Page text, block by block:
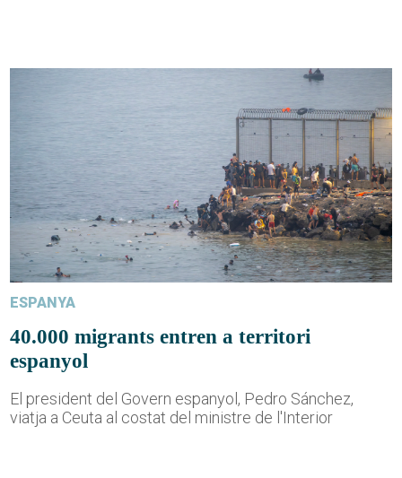
ESPANYA
40.000 migrants entren a territori
espanyol
El president del Govern espanyol, Pedro Sánchez,
viatja a Ceuta al costat del ministre de l'Interior